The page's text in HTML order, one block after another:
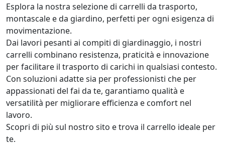
Esplora la nostra selezione di carrelli da trasporto,
montascale e da giardino, perfetti per ogni esigenza di
movimentazione.
Dai lavori pesanti ai compiti di giardinaggio, i nostri
carrelli combinano resistenza, praticità e innovazione
per facilitare il trasporto di carichi in qualsiasi contesto.
Con soluzioni adatte sia per professionisti che per
appassionati del fai da te, garantiamo qualità e
versatilità per migliorare efficienza e comfort nel
lavoro.
Scopri di più sul nostro sito e trova il carrello ideale per
te.